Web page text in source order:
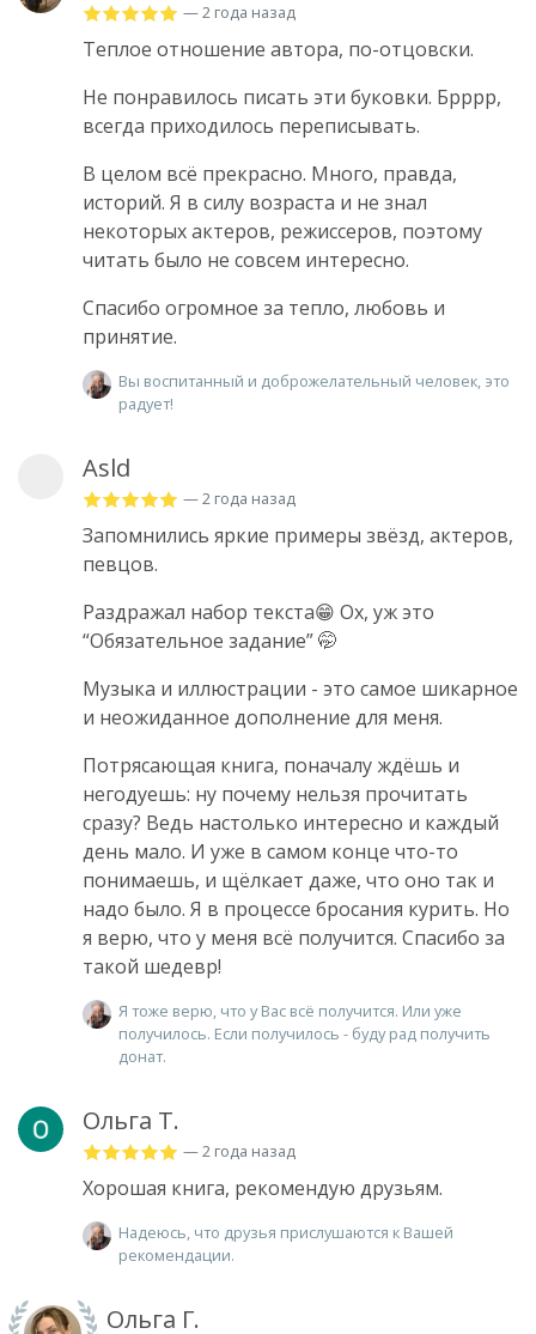
— 2 года назад
Теплое отношение автора, по-отцовски.
Не понравилось писать эти буковки. Брррр,
всегда приходилось переписывать.
В целом всё прекрасно. Много, правда,
историй. Я в силу возраста и не знал
некоторых актеров, режиссеров, поэтому
читать было не совсем интересно.
Спасибо огромное за тепло, любовь и
принятие.
Вы воспитанный и доброжелательный человек, это
радует!
Asld
— 2 года назад
Запомнились яркие примеры звёзд, актеров,
певцов.
Раздражал набор текста😁 Ох, уж это
“Обязательное задание” 🤭
Музыка и иллюстрации - это самое шикарное
и неожиданное дополнение для меня.
Потрясающая книга, поначалу ждёшь и
негодуешь: ну почему нельзя прочитать
сразу? Ведь настолько интересно и каждый
день мало. И уже в самом конце что-то
понимаешь, и щёлкает даже, что оно так и
надо было. Я в процессе бросания курить. Но
я верю, что у меня всё получится. Спасибо за
такой шедевр!
Я тоже верю, что у Вас всё получится. Или уже
получилось. Если получилось - буду рад получить
донат.
Ольга Т.
— 2 года назад
Хорошая книга, рекомендую друзьям.
Надеюсь, что друзья прислушаются к Вашей
рекомендации.
Ольга Г.